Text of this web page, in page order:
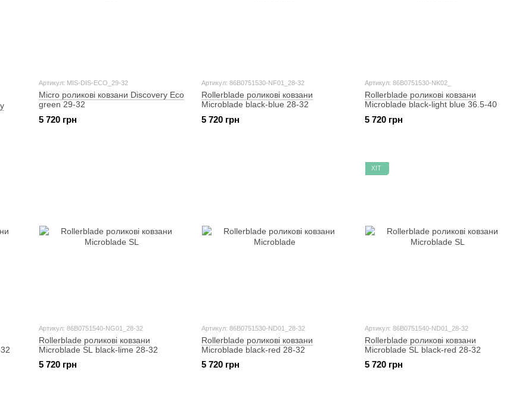
Артикул: MIS-DIS-ECO_29-32
Micro роликові ковзани Discovery Eco
green 29-32
5 720 грн
Артикул: 86B0751530-NF01_28-32
Rollerblade роликові ковзани
Microblade black-blue 28-32
5 720 грн
Артикул: 86B0751530-NK02_
Rollerblade роликові ковзани
Microblade black-light blue 36.5-40
5 720 грн
Артикул: 86B0751540-NG01_28-32
Rollerblade роликові ковзани
Microblade SL black-lime 28-32
5 720 грн
Артикул: 86B0751530-ND01_28-32
Rollerblade роликові ковзани
Microblade black-red 28-32
5 720 грн
ХІТ
Артикул: 86B0751540-ND01_28-32
Rollerblade роликові ковзани
Microblade SL black-red 28-32
5 720 грн